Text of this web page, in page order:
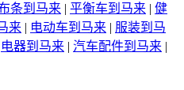
条到马来 | 平衡车到马来 | 健
来 | 电动车到马来 | 服装到马
电器到马来 | 汽车配件到马来 |